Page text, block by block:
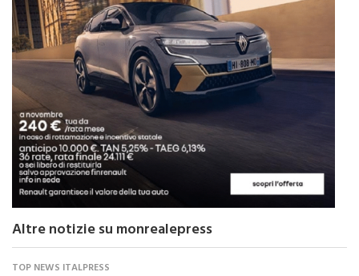
Altre notizie su monrealepress
TOP NEWS ITALPRESS